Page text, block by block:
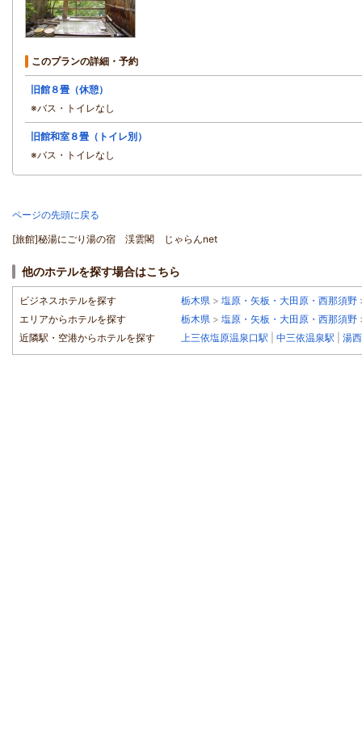
このプランの詳細・予約
旧館８畳（休憩）
※バス・トイレなし
旧館和室８畳（トイレ別）
※バス・トイレなし
ページの先頭に戻る
[旅館]秘湯にごり湯の宿 渓雲閣 じゃらんnet
他のホテルを探す場合はこちら
ビジネスホテルを探す 栃木県 > 塩原・矢板・大田原・西那須野
エリアからホテルを探す
栃木県 > 塩原・矢板・大田原・西那須野
近隣駅・空港からホテルを探す
上三依塩原温泉口駅 中三依温泉駅 湯